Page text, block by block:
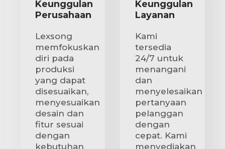
Keunggulan
Perusahaan
Lexsong
memfokuskan
diri pada
produksi
yang dapat
disesuaikan,
menyesuaikan
desain dan
fitur sesuai
dengan
kebutuhan
Keunggulan
Layanan
Kami
tersedia
24/7 untuk
menangani
dan
menyelesaikan
pertanyaan
pelanggan
dengan
cepat. Kami
menyediakan